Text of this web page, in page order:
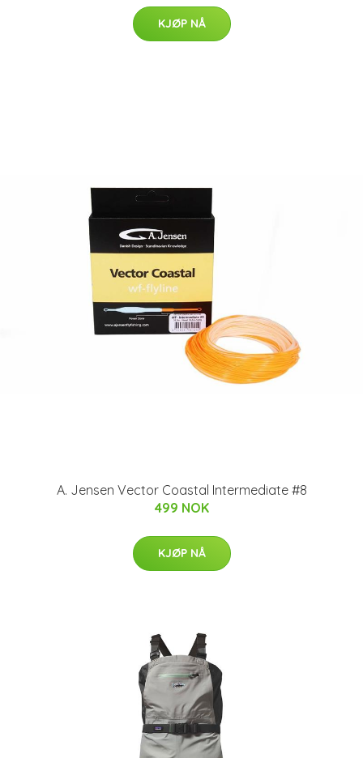
KJØP NÅ
A. Jensen Vector Coastal Intermediate #8
499 NOK
KJØP NÅ